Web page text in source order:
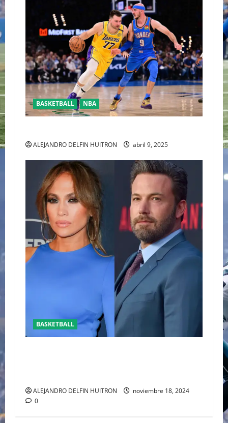
BASKETBALL NBA
ALEJANDRO DELFIN HUITRON abril 9, 2025
BASKETBALL
ALEJANDRO DELFIN HUITRON
noviembre 18, 2024
0